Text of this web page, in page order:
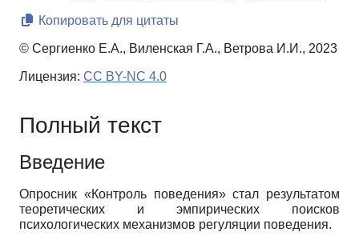
Копировать для цитаты
© Сергиенко Е.А., Виленская Г.А., Ветрова И.И., 2023
Лицензия: CC BY-NC 4.0
Полный текст
Введение
Опросник «Контроль поведения» стал результатом
теоретических и эмпирических поисков
психологических механизмов регуляции поведения.